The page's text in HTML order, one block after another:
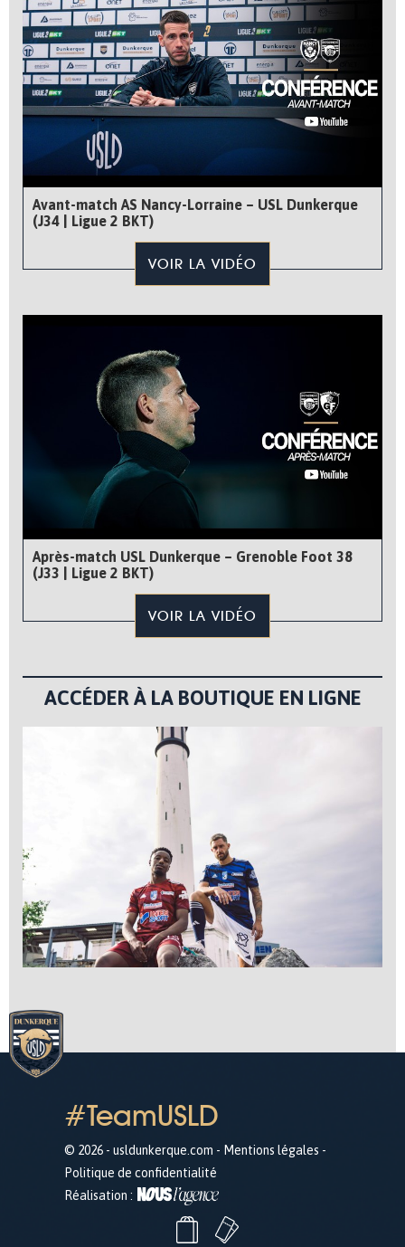
Avant-match AS Nancy-Lorraine – USL Dunkerque
(J34 | Ligue 2 BKT)
VOIR LA VIDÉO
Après-match USL Dunkerque – Grenoble Foot 38
(J33 | Ligue 2 BKT)
VOIR LA VIDÉO
ACCÉDER À LA BOUTIQUE EN LIGNE
#TeamUSLD
© 2026 - usldunkerque.com - Mentions légales -
Politique de confidentialité
Réalisation :